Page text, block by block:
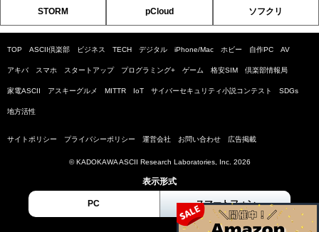
STORM pCloud ソフクリ
TOP ASCII倶楽部 ビジネス TECH デジタル iPhone/Mac ホビー 自作PC AV
アキバ スマホ スタートアップ プログラミング+ ゲーム 格安SIM 倶楽部情報局
家電ASCII アスキーグルメ MITTR IoT サイバーセキュリティ小説コンテスト SDGs
地方活性
サイトポリシー プライバシーポリシー 運営会社 お問い合わせ 広告掲載
© KADOKAWA ASCII Research Laboratories, Inc. 2026
表示形式
PC スマートフォン